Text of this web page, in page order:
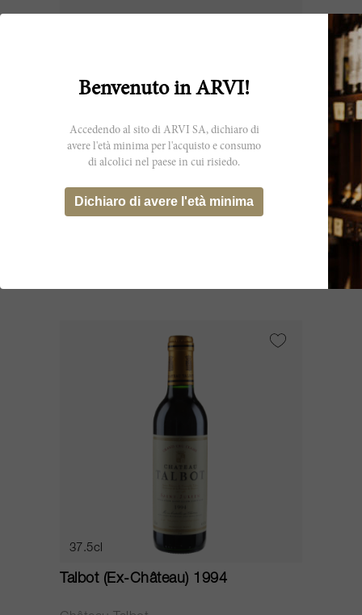
300cl
Talbot (Ex-Château) 1977
37.5cl
Talbot (Ex-Château) 1994
Benvenuto in ARVI!
Accedendo al sito di ARVI SA, dichiaro di
avere l'età minima per l'acquisto e consumo
di alcolici nel paese in cui risiedo.
Dichiaro di avere l'età minima